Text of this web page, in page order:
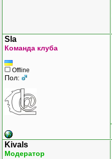
Sla
Команда клуба
Offline
Пол:
Kivals
Модератор